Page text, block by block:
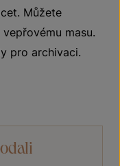
Můžete
masu.
pro archivaci.